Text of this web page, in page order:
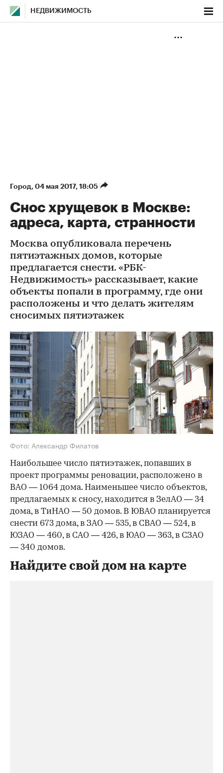
НЕДВИЖИМОСТЬ
Город⁠, 04 мая 2017, 18:05
Снос хрущевок в Москве:
адреса, карта, странности
Москва опубликовала перечень
пятиэтажных домов, которые
предлагается снести. «РБК-
Недвижимость» рассказывает, какие
объекты попали в программу, где они
расположены и что делать жителям
сносимых пятиэтажек
Фото: Александр Филатов
Наибольшее число пятиэтажек, попавших в
проект программы реновации, расположено в
ВАО — 1064 дома. Наименьшее число объектов,
предлагаемых к сносу, находится в ЗелАО — 34
дома, в ТиНАО — 50 домов. В ЮВАО планируется
снести 673 дома, в ЗАО — 535, в СВАО — 524, в
ЮЗАО — 460, в САО — 426, в ЮАО — 363, в СЗАО
— 340 домов.
Найдите свой дом на карте